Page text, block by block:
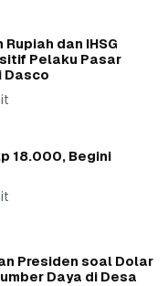
dan IHSG
Pelaku Pasar
Dasco
18.000, Begini
Presiden soal Dolar
Daya di Desa